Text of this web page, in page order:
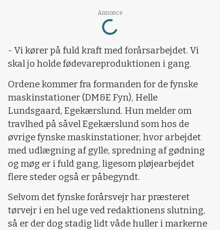
Annonce
Loading...
- Vi kører på fuld kraft med forårsarbejdet. Vi
skal jo holde fødevareproduktionen i gang.
Ordene kommer fra formanden for de fynske
maskinstationer (DM&E Fyn), Helle
Lundsgaard, Egekærslund. Hun melder om
travlhed på såvel Egekærslund som hos de
øvrige fynske maskinstationer, hvor arbejdet
med udlægning af gylle, spredning af gødning
og møg er i fuld gang, ligesom pløjearbejdet
flere steder også er påbegyndt.
Selvom det fynske forårsvejr har præsteret
tørvejr i en hel uge ved redaktionens slutning,
så er der dog stadig lidt våde huller i markerne